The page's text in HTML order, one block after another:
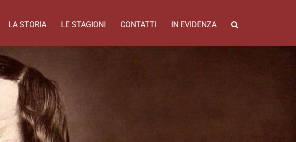
LA STORIA LE STAGIONI CONTATTI IN EVIDENZA